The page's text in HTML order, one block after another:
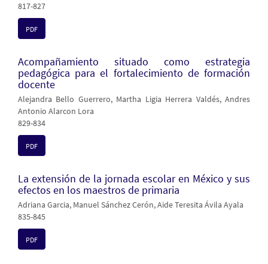
817-827
PDF
Acompañamiento situado como estrategia
pedagógica para el fortalecimiento de formación
docente
Alejandra Bello Guerrero, Martha Ligia Herrera Valdés, Andres
Antonio Alarcon Lora
829-834
PDF
La extensión de la jornada escolar en México y sus
efectos en los maestros de primaria
Adriana Garcia, Manuel Sánchez Cerón, Aide Teresita Ávila Ayala
835-845
PDF